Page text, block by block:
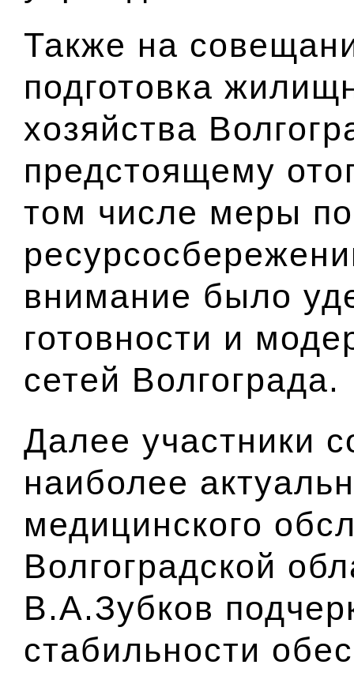
Также на
подготовка
хозяйства
предстоящему
том числе меры
внимание было
готовности и
сетей Волгограда.
Далее участники
наиболее
медицинского
Волгоградской
В.А.Зубков
стабильности